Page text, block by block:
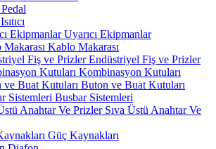
Pedal
Isıtıcı
Uyarıcı Ekipmanlar
Kablo Makarası
Endüstriyel Fiş ve Prizler
Kombinasyon Kutuları
Buton ve Buat Kutuları
Busbar Sistemleri
Sıva Üstü Anahtar Ve
Güç Kaynakları